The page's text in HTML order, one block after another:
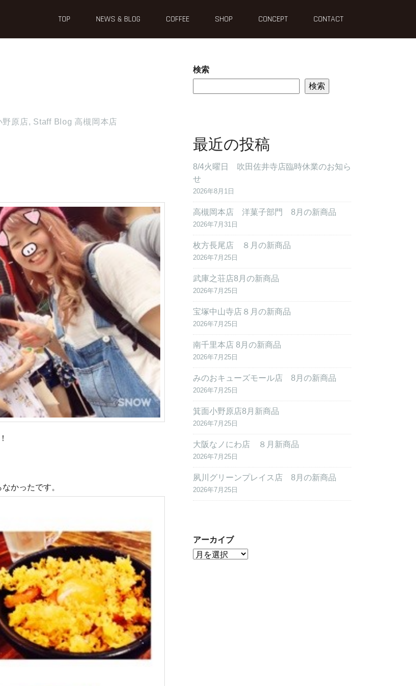
TOP NEWS & BLOG COFFEE SHOP CONCEPT CONTACT
野原店, Staff Blog 高槻岡本店
かったです。
検索
検索
最近の投稿
8/4火曜日 吹田佐井寺店臨時休業のお知ら
せ
2026年8月1日
高槻岡本店 洋菓子部門 8月の新商品
2026年7月31日
枚方長尾店 ８月の新商品
2026年7月25日
武庫之荘店8月の新商品
2026年7月25日
宝塚中山寺店８月の新商品
2026年7月25日
南千里本店 8月の新商品
2026年7月25日
みのおキューズモール店 8月の新商品
2026年7月25日
箕面小野原店8月新商品
2026年7月25日
大阪なノにわ店 ８月新商品
2026年7月25日
夙川グリーンプレイス店 8月の新商品
2026年7月25日
アーカイブ